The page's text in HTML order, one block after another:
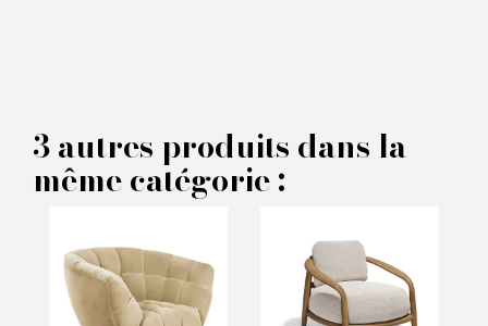
VOS INFORMATIONS :
Email*
3 autres produits dans la
même catégorie :